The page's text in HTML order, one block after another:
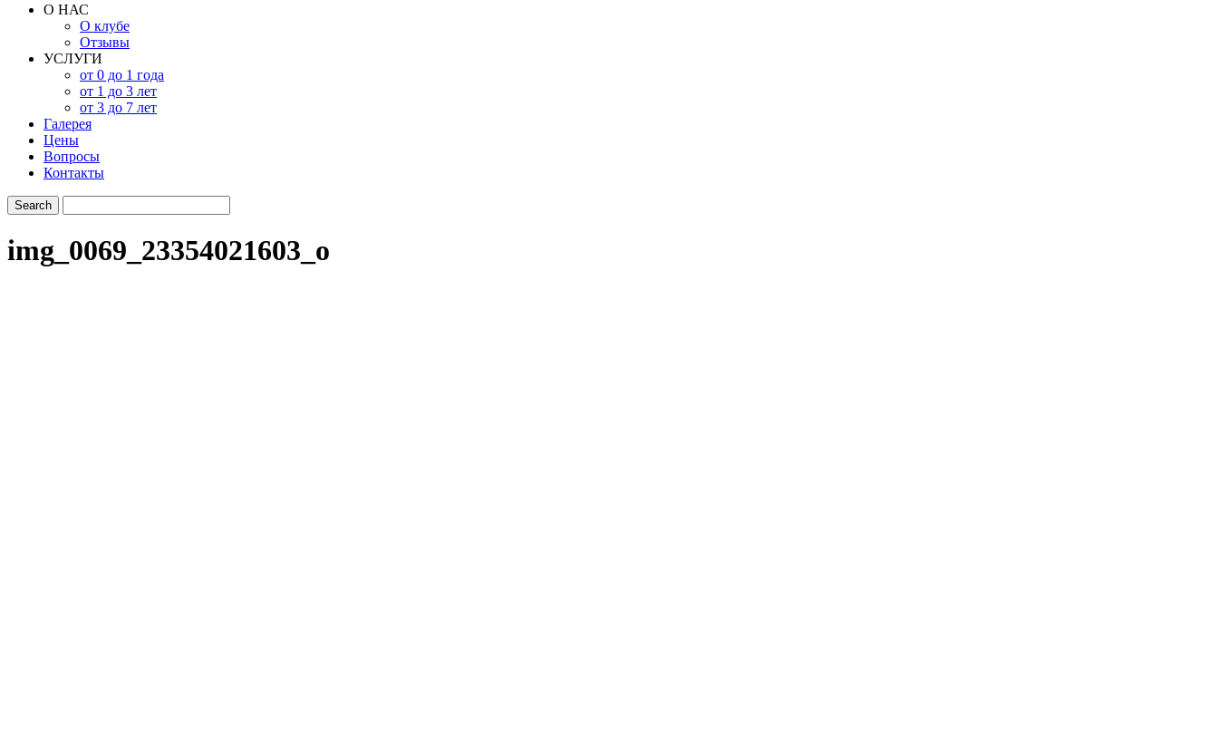
О НАС
О клубе
Отзывы
УСЛУГИ
от 0 до 1 года
от 1 до 3 лет
от 3 до 7 лет
Галерея
Цены
Вопросы
Контакты
img_0069_23354021603_o